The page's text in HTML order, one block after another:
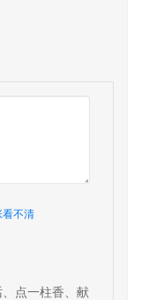
看不清
点一柱香、献